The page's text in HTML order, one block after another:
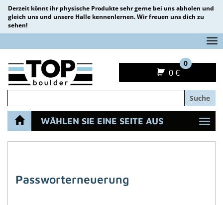
Derzeit könnt ihr physische Produkte sehr gerne bei uns abholen und
gleich uns und unsere Halle kennenlernen. Wir freuen uns dich zu
sehen!
0 €
0
Suche
WÄHLEN SIE EINE SEITE AUS
Passworterneuerung